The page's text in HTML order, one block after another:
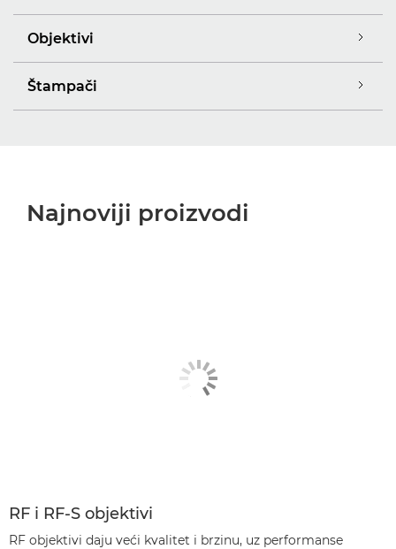
Objektivi
Štampači
Najnoviji proizvodi
RF i RF-S objektivi
RF objektivi daju veći kvalitet i brzinu, uz performanse